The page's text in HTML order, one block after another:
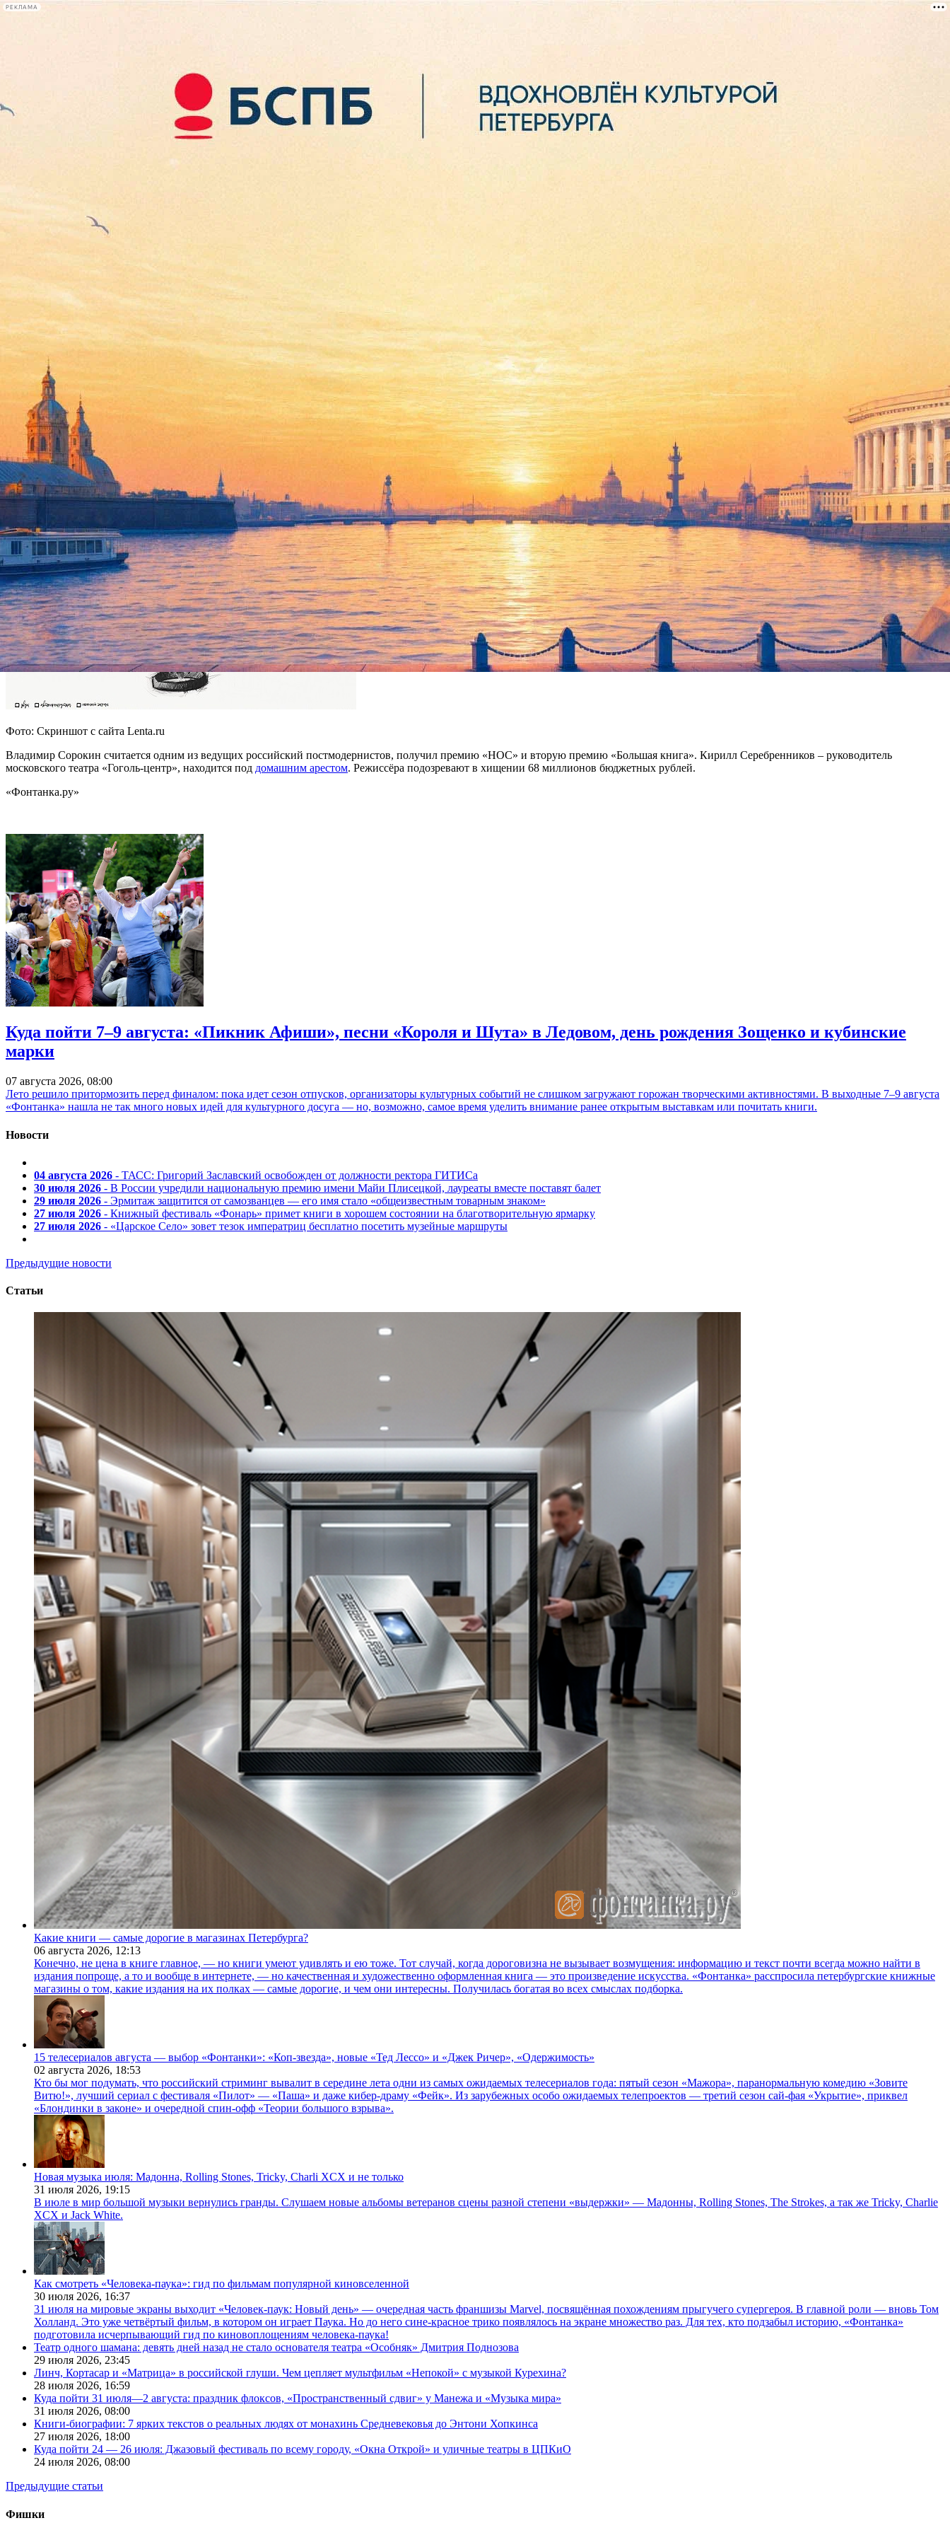
РЕКЛАМА
лекции
книги
Сорокин посвятил новый рассказ Серебренникову
26 декабря 2017,
Автор «Сахарного Кремля» и «Дня опричника», российский писатель Владимир Сорокин посвятил новый рассказ арестованному режиссёру Кириллу Серебренникову. Произведение под
названием «Белый квадрат», снабжённое саундреком, специальной вёрсткой и иллюстрациями, разместил 26 декабря порталLenta.ru
Действие происходит в телевизионной студии, где снимается программа «Белый квадрат». Сюда приходят режиссёр, муниципальная служащая, военный и бизнесмен, чтобы поговорить о
России. Дискуссия оказывается настолько творческой и плодотворной, что оканчивается ритуальным убийством ведущего. Читателей также ждут поиски загадочного кольца и появление
персонажа из фильма «Заводной апельсин» Стэнли Кубрика.
Фото: Скриншот с сайта Lenta.ru
Владимир Сорокин считается одним из ведущих российский постмодернистов, получил премию «НОС» и вторую премию «Большая книга». Кирилл Серебренников – руководитель
московского театра «Гоголь-центр», находится под домашним арестом. Режиссёра подозревают в хищении 68 миллионов бюджетных рублей.
«Фонтанка.ру»
Куда пойти 7–9 августа: «Пикник Афиши», песни «Короля и Шута» в Ледовом, день рождения Зощенко и кубинские
марки
07 августа 2026, 08:00
Лето решило притормозить перед финалом: пока идет сезон отпусков, организаторы культурных событий не слишком загружают горожан творческими активностями. В выходные 7–9 августа
«Фонтанка» нашла не так много новых идей для культурного досуга — но, возможно, самое время уделить внимание ранее открытым выставкам или почитать книги.
Новости
04 августа 2026 - ТАСС: Григорий Заславский освобожден от должности ректора ГИТИСа
30 июля 2026 - В России учредили национальную премию имени Майи Плисецкой, лауреаты вместе поставят балет
29 июля 2026 - Эрмитаж защитится от самозванцев — его имя стало «общеизвестным товарным знаком»
27 июля 2026 - Книжный фестиваль «Фонарь» примет книги в хорошем состоянии на благотворительную ярмарку
27 июля 2026 - «Царское Село» зовет тезок императриц бесплатно посетить музейные маршруты
Предыдущие новости
Статьи
Какие книги — самые дорогие в магазинах Петербурга?
06 августа 2026, 12:13
Конечно, не цена в книге главное, — но книги умеют удивлять и ею тоже. Тот случай, когда дороговизна не вызывает возмущения: информацию и текст почти всегда можно найти в
издания попроще, а то и вообще в интернете, — но качественная и художественно оформленная книга — это произведение искусства. «Фонтанка» расспросила петербургские книжные
магазины о том, какие издания на их полках — самые дорогие, и чем они интересны. Получилась богатая во всех смыслах подборка.
15 телесериалов августа — выбор «Фонтанки»: «Коп-звезда», новые «Тед Лессо» и «Джек Ричер», «Одержимость»
02 августа 2026, 18:53
Кто бы мог подумать, что российский стриминг вывалит в середине лета одни из самых ожидаемых телесериалов года: пятый сезон «Мажора», паранормальную комедию «Зовите
Витю!», лучший сериал с фестиваля «Пилот» — «Паша» и даже кибер-драму «Фейк». Из зарубежных особо ожидаемых телепроектов — третий сезон сай-фая «Укрытие», приквел
«Блондинки в законе» и очередной спин-офф «Теории большого взрыва».
Новая музыка июля: Мадонна, Rolling Stones, Tricky, Charli XCX и не только
31 июля 2026, 19:15
В июле в мир большой музыки вернулись гранды. Слушаем новые альбомы ветеранов сцены разной степени «выдержки» — Мадонны, Rolling Stones, The Strokes, а так же Tricky, Charlie
XCX и Jack White.
Как смотреть «Человека-паука»: гид по фильмам популярной киновселенной
30 июля 2026, 16:37
31 июля на мировые экраны выходит «Человек-паук: Новый день» — очередная часть франшизы Marvel, посвящённая похождениям прыгучего супергероя. В главной роли — вновь Том
Холланд. Это уже четвёртый фильм, в котором он играет Паука. Но до него сине-красное трико появлялось на экране множество раз. Для тех, кто подзабыл историю, «Фонтанка»
подготовила исчерпывающий гид по киновоплощениям человека-паука!
Театр одного шамана: девять дней назад не стало основателя театра «Особняк» Дмитрия Поднозова
29 июля 2026, 23:45
Линч, Кортасар и «Матрица» в российской глуши. Чем цепляет мультфильм «Непокой» с музыкой Курехина?
28 июля 2026, 16:59
Куда пойти 31 июля—2 августа: праздник флоксов, «Пространственный сдвиг» у Манежа и «Музыка мира»
31 июля 2026, 08:00
Книги-биографии: 7 ярких текстов о реальных людях от монахинь Средневековья до Энтони Хопкинса
27 июля 2026, 18:00
Куда пойти 24 — 26 июля: Джазовый фестиваль по всему городу, «Окна Открой» и уличные театры в ЦПКиО
24 июля 2026, 08:00
Предыдущие статьи
Фишки